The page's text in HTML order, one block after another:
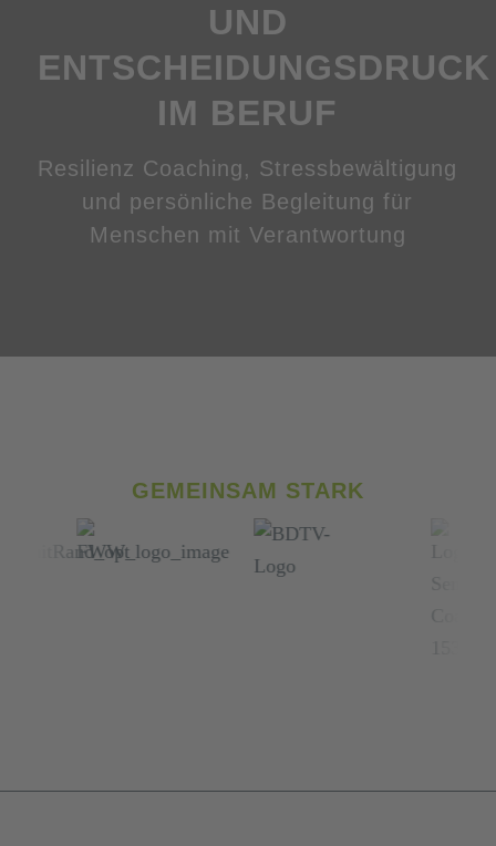
UND
ENTSCHEIDUNGSDRUCK
IM BERUF
Resilienz Coaching, Stressbewältigung
und persönliche Begleitung für
Menschen mit Verantwortung
GEMEINSAM STARK